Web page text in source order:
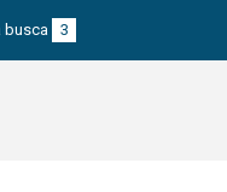
busca 3